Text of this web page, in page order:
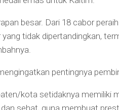
besar. Dari 18 cabor
tidak dipertandingkan,
pentingnya
kota setidaknya memiliki
sehat, guna membuat